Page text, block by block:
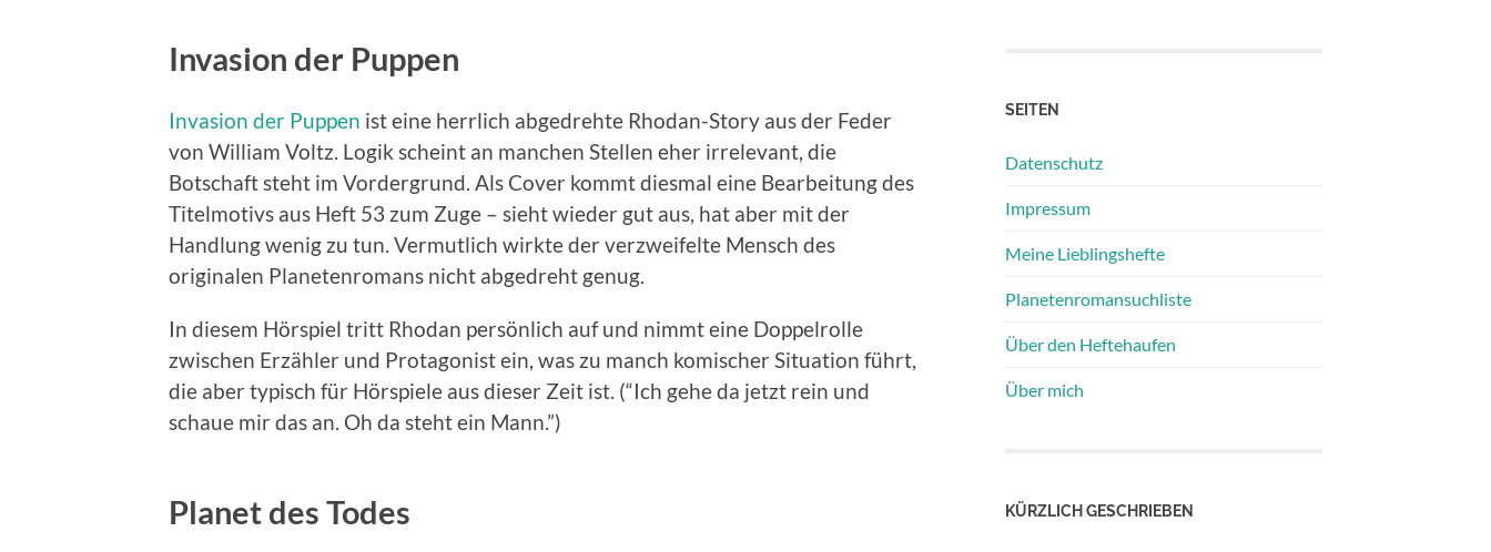
Invasion der Puppen
Invasion der Puppen ist eine herrlich abgedrehte Rhodan-Story aus der Feder
von William Voltz. Logik scheint an manchen Stellen eher irrelevant, die
Botschaft steht im Vordergrund. Als Cover kommt diesmal eine Bearbeitung des
Titelmotivs aus Heft 53 zum Zuge – sieht wieder gut aus, hat aber mit der
Handlung wenig zu tun. Vermutlich wirkte der verzweifelte Mensch des
originalen Planetenromans nicht abgedreht genug.
In diesem Hörspiel tritt Rhodan persönlich auf und nimmt eine Doppelrolle
zwischen Erzähler und Protagonist ein, was zu manch komischer Situation führt,
die aber typisch für Hörspiele aus dieser Zeit ist. (“Ich gehe da jetzt rein und
schaue mir das an. Oh da steht ein Mann.”)
Planet des Todes
SEITEN
Datenschutz
Impressum
Meine Lieblingshefte
Planetenromansuchliste
Über den Heftehaufen
Über mich
KÜRZLICH GESCHRIEBEN